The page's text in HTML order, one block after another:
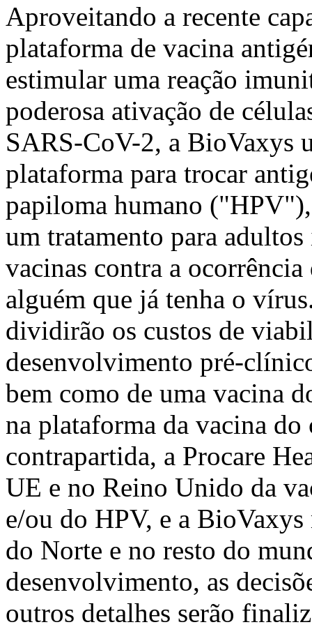
Aproveitando a recente
plataforma de vacina
estimular uma reação
poderosa ativação de
SARS-CoV-2, a BioVaxys
plataforma para trocar
papiloma humano
um tratamento para
vacinas contra a
alguém que já tenha o
dividirão os custos de
desenvolvimento pré-
bem como de uma vacina
na plataforma da vacina
contrapartida, a Procare
UE e no Reino Unido da
e/ou do HPV, e a
do Norte e no resto do
desenvolvimento, as
outros detalhes serão